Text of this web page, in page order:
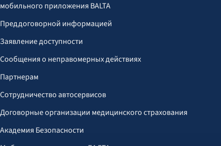
мобильного приложения BALTA
Преддоговорной информацией
Заявление доступности
Сообщения о неправомерных действиях
Партнерам
Сотрудничество автосервисов
Договорные организации медицинского страхования
Академия Безопасности